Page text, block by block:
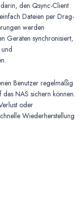
den Qsync-Client
Dateien per Drag-
werden
Geräten synchronisiert,
Benutzer regelmäßig
NAS sichern können.
oder
Wiederherstellung